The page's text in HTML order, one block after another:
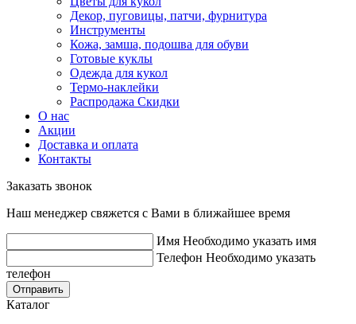
Декор, пуговицы, патчи, фурнитура
Инструменты
Кожа, замша, подошва для обуви
Готовые куклы
Одежда для кукол
Термо-наклейки
Распродажа Скидки
О нас
Акции
Доставка и оплата
Контакты
Заказать звонок
Наш менеджер свяжется с Вами в ближайшее время
Имя Необходимо указать имя
Телефон Необходимо указать
телефон
Отправить
Каталог